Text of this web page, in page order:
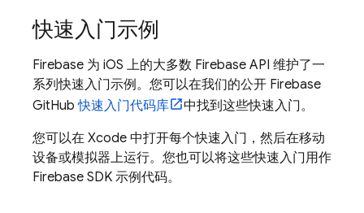
快速入门示例
Firebase 为 iOS 上的大多数 Firebase API 维护了一
系列快速入门示例。您可以在我们的公开 Firebase
GitHub快速入门代码库
中找到这些快速入门。
您可以在 Xcode 中打开每个快速入门，然后在移动
设备或模拟器上运行。您也可以将这些快速入门用作
Firebase SDK 示例代码。